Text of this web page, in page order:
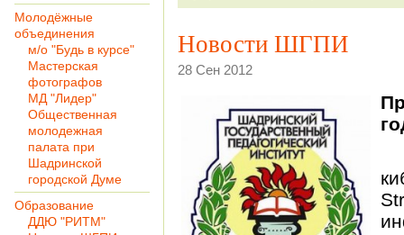
Молодёжные
объединения
м/о "Будь в курсе"
Мастерская
фотографов
МД "Лидер"
Общественная
молодежная
палата при
Шадринской
городской Думе
Образование
ДДЮ "РИТМ"
Новости ШГПИ
28 Сен 2012